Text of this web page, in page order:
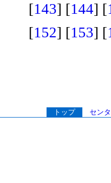
[143] [144] [
[152] [153] [
トップ セン